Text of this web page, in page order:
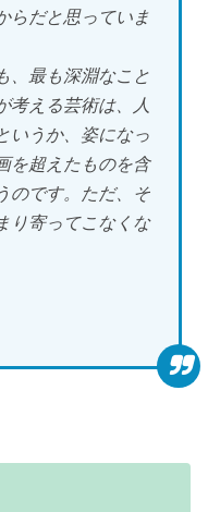
らだと思っていま
、最も深淵なこと
考える芸術は、人
いうか、姿になっ
を超えたものを含
のです。ただ、そ
り寄ってこなくな